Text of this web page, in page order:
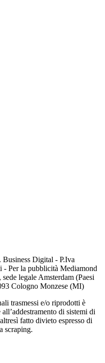
Digital - P.Iva
Per la pubblicità Mediamond
legale Amsterdam (Paesi
Cologno Monzese (MI)
trasmessi e/o riprodotti è
di sistemi di
fatto divieto espresso di
scraping.